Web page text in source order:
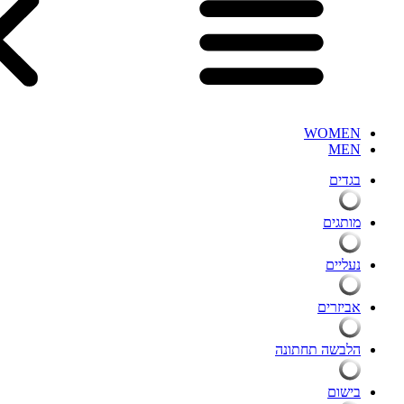
WOMEN
MEN
בגדים
מותגים
נעליים
אביזרים
הלבשה תחתונה
בישום